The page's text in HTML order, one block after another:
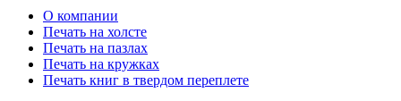
О компании
Печать на холсте
Печать на пазлах
Печать на кружках
Печать книг в твердом переплете